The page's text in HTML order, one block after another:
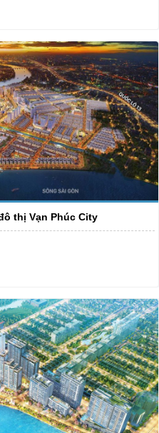
thị Vạn Phúc City